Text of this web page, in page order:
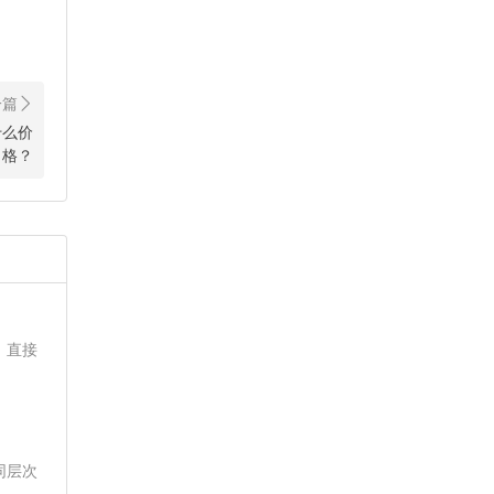
价
格？
直接
层次